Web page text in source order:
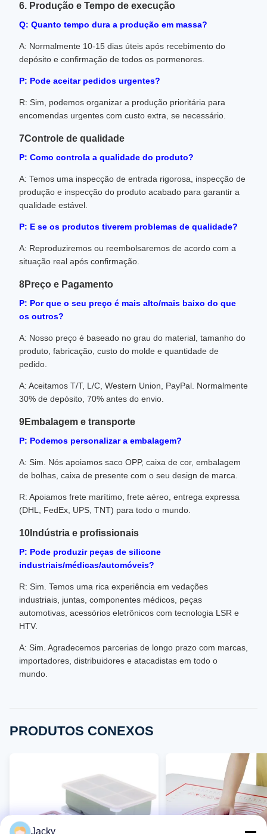
6. Produção e Tempo de execução
Q: Quanto tempo dura a produção em massa?
A: Normalmente 10-15 dias úteis após recebimento do
depósito e confirmação de todos os pormenores.
P: Pode aceitar pedidos urgentes?
R: Sim, podemos organizar a produção prioritária para
encomendas urgentes com custo extra, se necessário.
7Controle de qualidade
P: Como controla a qualidade do produto?
A: Temos uma inspecção de entrada rigorosa, inspecção de
produção e inspecção do produto acabado para garantir a
qualidade estável.
P: E se os produtos tiverem problemas de qualidade?
A: Reproduziremos ou reembolsaremos de acordo com a
situação real após confirmação.
8Preço e Pagamento
P: Por que o seu preço é mais alto/mais baixo do que
os outros?
A: Nosso preço é baseado no grau do material, tamanho do
produto, fabricação, custo do molde e quantidade de
pedido.
A: Aceitamos T/T, L/C, Western Union, PayPal. Normalmente
30% de depósito, 70% antes do envio.
9Embalagem e transporte
P: Podemos personalizar a embalagem?
A: Sim. Nós apoiamos saco OPP, caixa de cor, embalagem
de bolhas, caixa de presente com o seu design de marca.
R: Apoiamos frete marítimo, frete aéreo, entrega expressa
(DHL, FedEx, UPS, TNT) para todo o mundo.
10Indústria e profissionais
P: Pode produzir peças de silicone
industriais/médicas/automóveis?
R: Sim. Temos uma rica experiência em vedações
industriais, juntas, componentes médicos, peças
automotivas, acessórios eletrônicos com tecnologia LSR e
HTV.
A: Sim. Agradecemos parcerias de longo prazo com marcas,
importadores, distribuidores e atacadistas em todo o
mundo.
PRODUTOS CONEXOS
Jacky